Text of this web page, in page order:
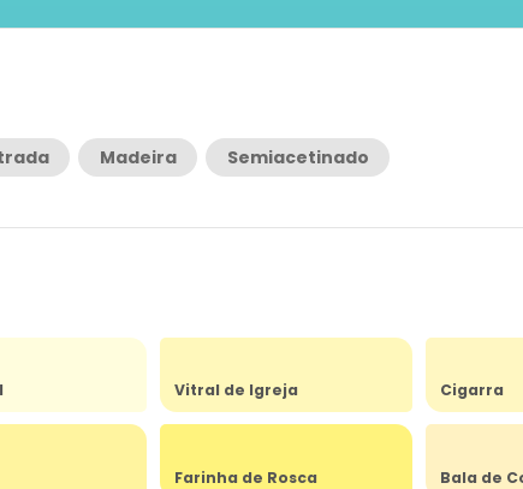
Madeira Semiacetinado
Vitral de Igreja Cigarra
Farinha de Rosca Bala de